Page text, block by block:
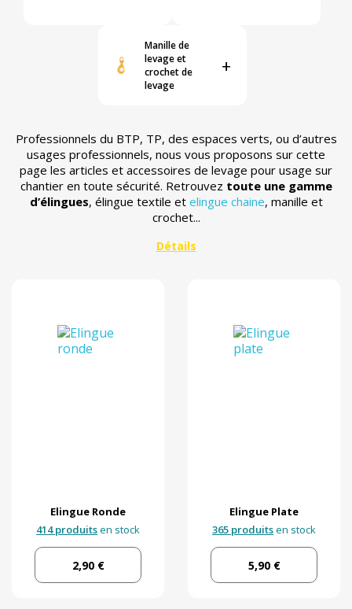
Manille de
levage et
crochet de
levage
+
Professionnels du BTP, TP, des espaces verts, ou d’autres
usages professionnels, nous vous proposons sur cette
page les articles et accessoires de levage pour usage sur
chantier en toute sécurité. Retrouvez toute une gamme
d’élingues, élingue textile et elingue chaine, manille et
crochet...
Elingue Ronde
414 produitsen stock
2,90 €
Elingue Plate
365 produitsen stock
5,90 €